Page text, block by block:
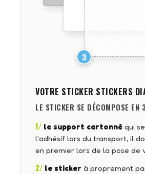
3
VOTRE STICKER STICKERS
LE STICKER SE DÉCOMPOSE EN
1/ le support cartonné qui
l'adhésif lors du transport, il
en premier lors de la pose de
2/ le sticker à proprement